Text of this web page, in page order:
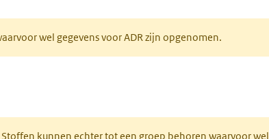
wel gegevens voor ADR zijn opgenomen.
kunnen echter tot een groep behoren waarvoor wel